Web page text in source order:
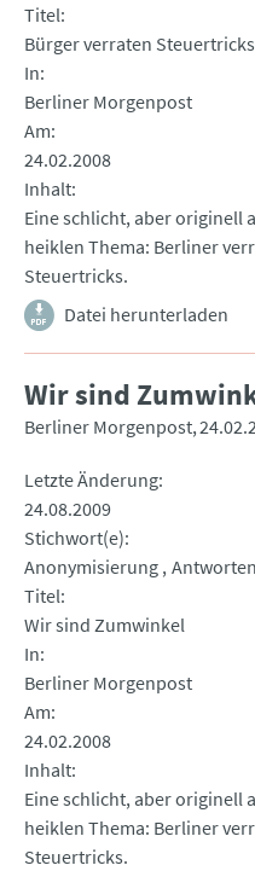
Titel
Bürger verraten Steuertricks
In
Berliner Morgenpost
Am
24.02.2008
Inhalt
Eine schlicht, aber originell
heiklen Thema: Berliner
Steuertricks.
Datei herunterladen
Wir sind
Berliner Morgenpost
Letzte Änderung
24.08.2009
Stichwort(e)
Anonymisierung Antworten
Titel
Wir sind Zumwinkel
In
Berliner Morgenpost
Am
24.02.2008
Inhalt
Eine schlicht, aber originell
heiklen Thema: Berliner
Steuertricks.